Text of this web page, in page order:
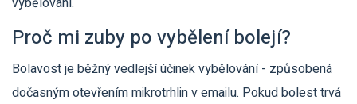
Proč mi zuby po vybělení bolejí?
Bolavost je běžný vedlejší účinek vybělování - způsobená
dočasným otevřením mikrotrhlin v emailu. Pokud bolest trvá